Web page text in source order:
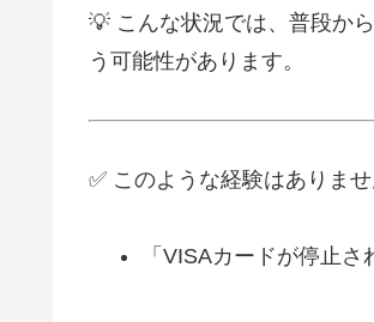
💡 こんな状況では、普段か
う可能性があります。
✅ このような経験はありませ
「VISAカードが停止